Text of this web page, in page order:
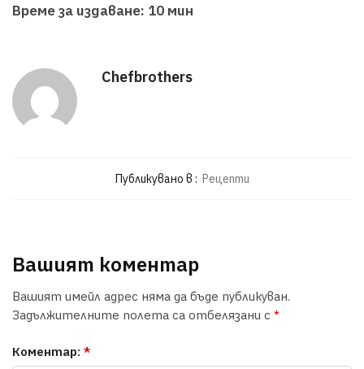
Време за издаване: 10 мин
Chefbrothers
Публикувано в : Рецепти
Вашият коментар
Вашият имейл адрес няма да бъде публикуван.
Задължителните полета са отбелязани с *
Коментар: *